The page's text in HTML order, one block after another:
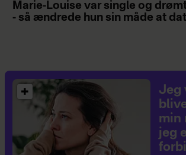
Marie-Louise var single og
- så ændrede hun sin måde at
Jeg
min
jeg